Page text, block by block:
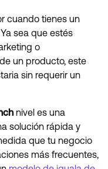
cuando tienes un
sea que estés
o
un producto, este
sin requerir un
nivel es una
solución rápida y
que tu negocio
más frecuentes,